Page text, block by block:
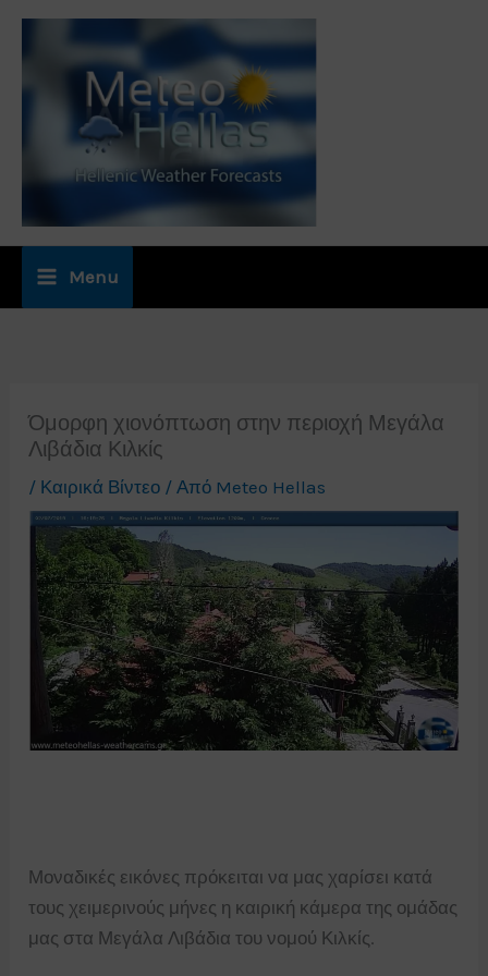
Μετάβαση
περιεχόμενο
Menu
Όμορφη χιονόπτωση στην περιοχή Μεγάλα
Λιβάδια Κιλκίς
/ Καιρικά Βίντεο / Από Meteo Hellas
Μοναδικές εικόνες πρόκειται να μας χαρίσει κατά
τους χειμερινούς μήνες η καιρική κάμερα της ομάδας
μας στα Μεγάλα Λιβάδια του νομού Κιλκίς.